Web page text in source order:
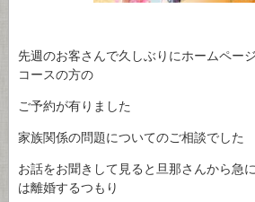
先週のお客さんで久しぶりにホームペー
コースの方の
ご予約が有りました
家族関係の問題についてのご相談でした
お話をお聞きして見ると旦那さんから急
は離婚するつもり